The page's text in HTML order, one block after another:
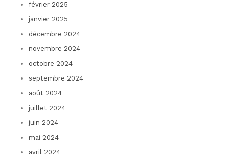
février 2025
janvier 2025
décembre 2024
novembre 2024
octobre 2024
septembre 2024
août 2024
juillet 2024
juin 2024
mai 2024
avril 2024